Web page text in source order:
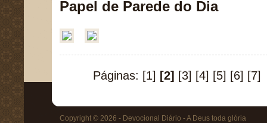
Papel de Parede do Dia
Páginas: [1] [2] [3] [4] [5] [6] [7]
Copyright © 2026 - Devocional Diário - A Deus toda glória